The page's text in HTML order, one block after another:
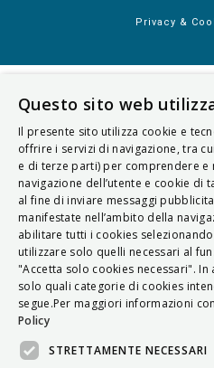
Privacy &
Questo sito web
Il presente sito utilizza cookie e
offrire i servizi di navigazione, tra
e di terze parti) per comprendere e
navigazione dell’utente e cookie
al fine di inviare messaggi
manifestate nell’ambito della
abilitare tutti i cookies
utilizzare solo quelli necessari al
"Accetta solo cookies necessari".
solo quali categorie di cookies
segue.Per maggiori informazioni
Policy
STRETTAMENTE NECESSARI